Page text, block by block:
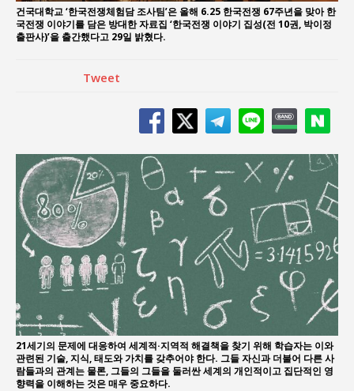
건국대학교 ‘한국전쟁체험담 조사팀’은 올해 6.25 한국전쟁 67주년을 맞아 한
국전쟁 이야기를 담은 방대한 자료집 ‘한국전쟁 이야기 집성(전 10권, 박이정
출판사)’을 출간했다고 29일 밝혔다.
Tweet
21세기의 문제에 대응하여 세계적·지역적 해결책을 찾기 위해 학습자는 이와
관련된 기술, 지식, 태도와 가치를 갖추어야 한다. 그들 자신과 더불어 다른 사
람들과의 관계는 물론, 그들의 그들을 둘러싼 세계의 개인적이고 집단적인 영
향력을 이해하는 것은 매우 중요하다.